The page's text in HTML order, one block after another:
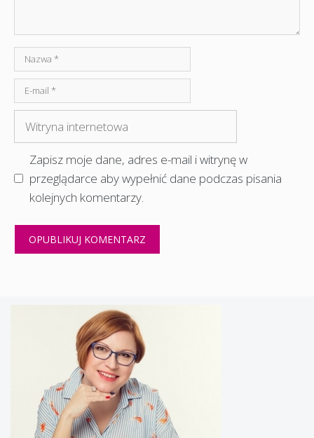
Nazwa
mail
internetowa
Zapisz moje dane, adres e-mail i witrynę w
przeglądarce aby wypełnić dane podczas pisania
kolejnych komentarzy.